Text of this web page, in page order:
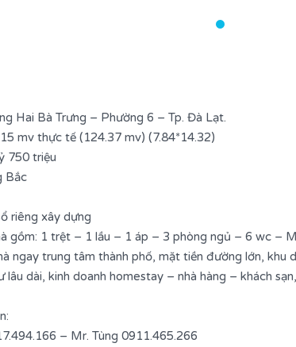
Hai Bà Trưng – Phường 6 – Tp. Đà Lạt.
mv thực tế (124.37 mv) (7.84*14.32)
750 triệu
Bắc
riêng xây dựng
gồm: 1 trệt – 1 lầu – 1 áp – 3 phòng ngủ – 6 wc –
ngay trung tâm thành phố, mặt tiền đường lớn, khu
lâu dài, kinh doanh homestay – nhà hàng – khách
– Mr. Tùng 0911.465.266